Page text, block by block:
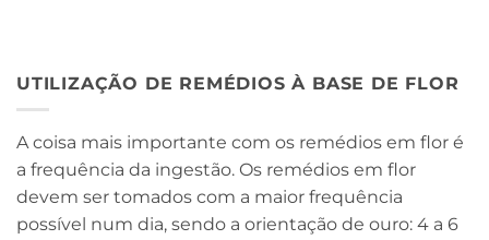
UTILIZAÇÃO DE REMÉDIOS À BASE DE FLOR
A coisa mais importante com os remédios em flor é
a frequência da ingestão. Os remédios em flor
devem ser tomados com a maior frequência
possível num dia, sendo a orientação de ouro: 4 a 6